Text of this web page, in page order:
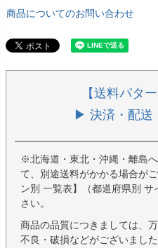
商品についてのお問い合わせ
【送料パタ
▶ 決済・配送
※北海道・東北・沖縄・離島
て、別途送料がかかる場合が
ン別 一覧表】（都道府県別
さい。
商品の品質につきましては、
不良・破損などがございまし